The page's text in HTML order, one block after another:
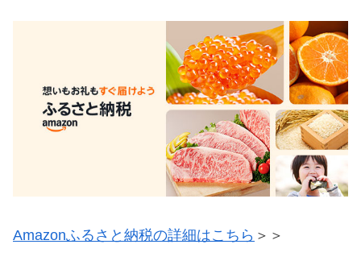
Amazonふるさと納税の詳細はこちら ＞＞